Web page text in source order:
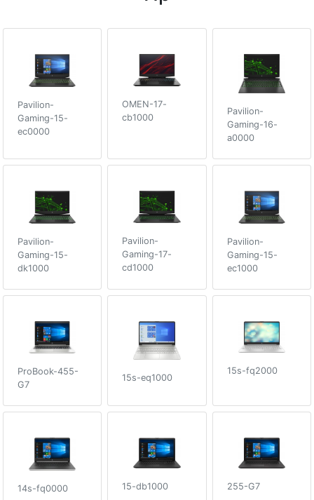
Pavilion-
Gaming-15-
ec0000
OMEN-17-
cb1000
Pavilion-
Gaming-16-
a0000
Pavilion-
Gaming-15-
dk1000
Pavilion-
Gaming-17-
cd1000
Pavilion-
Gaming-15-
ec1000
ProBook-455-
G7
15s-eq1000
15s-fq2000
14s-fq0000 15-db1000 255-G7